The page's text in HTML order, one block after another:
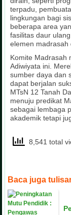
terpadu,
lingkungan bagi
beberapa area
fasilitas daur
elemen madrasah
Komite Madrasah
Adiwiyata ini.
sumber daya dan
dapat berjalan
MTsN 12 Tanah
menuju predikat
sebagai lembaga
akademik tetapi
8,541 total
Baca juga